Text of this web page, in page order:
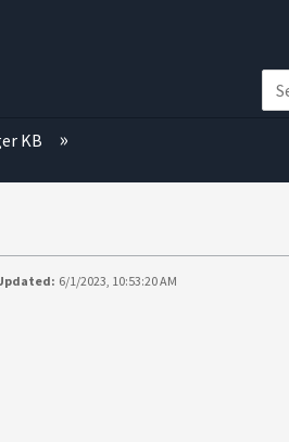
KB
6/1/2023, 10:53:20 AM